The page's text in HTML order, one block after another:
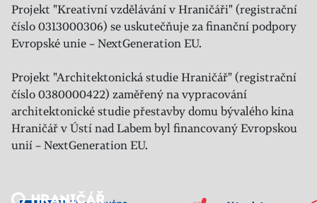
Projekt "Kreativní vzdělávání v Hraničáři" (registrační
číslo 0313000306) se uskutečňuje za finanční podpory
Evropské unie – NextGeneration EU.
Projekt "Architektonická studie Hraničář" (registrační
číslo 0380000422) zaměřený na vypracování
architektonické studie přestavby domu bývalého kina
Hraničář v Ústí nad Labem byl financovaný Evropskou
unií – NextGeneration EU.